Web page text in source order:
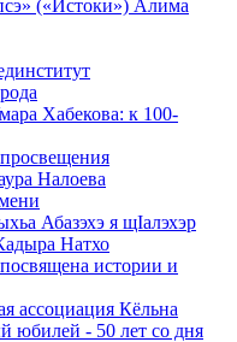
(«Истоки») Алима
Хабекова: к 100-
Налоева
Абазэхэ я щIалэхэр
Натхо
истории и
ассоциация Кёльна
юбилей - 50 лет со дня